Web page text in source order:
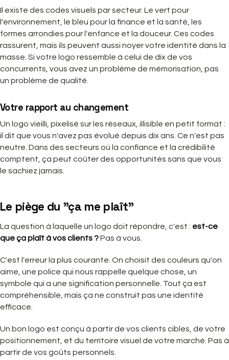
Il existe des codes visuels par secteur. Le vert pour
l'environnement, le bleu pour la finance et la santé, les
formes arrondies pour l'enfance et la douceur. Ces codes
rassurent, mais ils peuvent aussi noyer votre identité dans la
masse. Si votre logo ressemble à celui de dix de vos
concurrents, vous avez un problème de mémorisation, pas
un problème de qualité.
Votre rapport au changement
Un logo vieilli, pixelisé sur les réseaux, illisible en petit format :
il dit que vous n'avez pas évolué depuis dix ans. Ce n'est pas
neutre. Dans des secteurs où la confiance et la crédibilité
comptent, ça peut coûter des opportunités sans que vous
le sachiez jamais.
Le piège du "ça me plaît"
La question à laquelle un logo doit répondre, c'est : est-ce
que ça plaît à vos clients ?Pas à vous.
C'est l'erreur la plus courante. On choisit des couleurs qu'on
aime, une police qui nous rappelle quelque chose, un
symbole qui a une signification personnelle. Tout ça est
compréhensible, mais ça ne construit pas une identité
efficace.
Un bon logo est conçu à partir de vos clients cibles, de votre
positionnement, et du territoire visuel de votre marché. Pas à
partir de vos goûts personnels.